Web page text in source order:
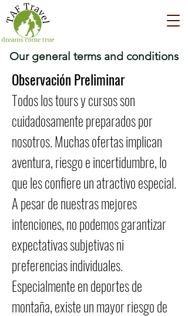
Our general terms and conditions
Observación Preliminar
Todos los tours y cursos son
cuidadosamente preparados por
nosotros. Muchas ofertas implican
aventura, riesgo e incertidumbre, lo
que les confiere un atractivo especial.
A pesar de nuestras mejores
intenciones, no podemos garantizar
expectativas subjetivas ni
preferencias individuales.
Especialmente en deportes de
montaña, existe un mayor riesgo de